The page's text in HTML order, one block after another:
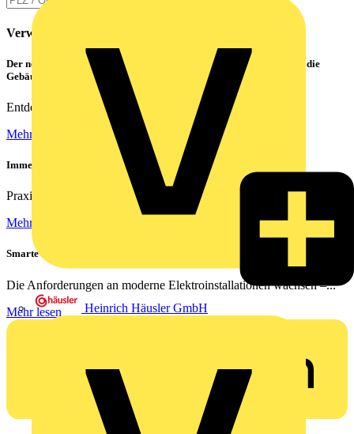
Heinrich Häusler GmbH
Verwandte Inhalte
Der neue CATAN C1 von PHOENIX CONTACT – das Highlight für die
Gebäudesteuerung
Entdecken Sie die Zukunft der smarten Gebäudetechnik!
Mehr lesen
Immer das richtige Bild | Kameras richtig vernetzen
Praxisnahe Lösungen für die optimale Netzwerkverkabelung von...
Mehr lesen
Smarte Nachrüstung ohne Umbauten – Mit Busch-Jaeger renovieren
Die Anforderungen an moderne Elektroinstallationen wachsen –...
Mehr lesen